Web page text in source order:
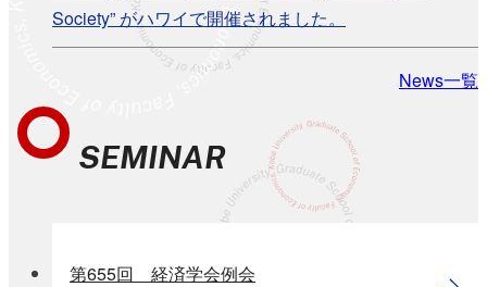
Society” がハワイで開催されました。
News一覧
SEMINAR
第655回 経済学会例会